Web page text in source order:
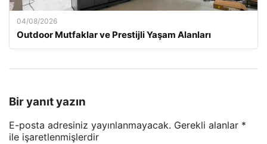
04/08/2026
Outdoor Mutfaklar ve Prestijli Yaşam Alanları
Bir yanıt yazın
E-posta adresiniz yayınlanmayacak. Gerekli alanlar *
ile işaretlenmişlerdir